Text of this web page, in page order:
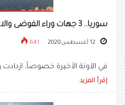
سوريا.. 3 جهات وراء الفوضى والاغتيالات شرق الفرات
641
في الآونة الأخيرة خصوصاً،
إقرأ المزيد